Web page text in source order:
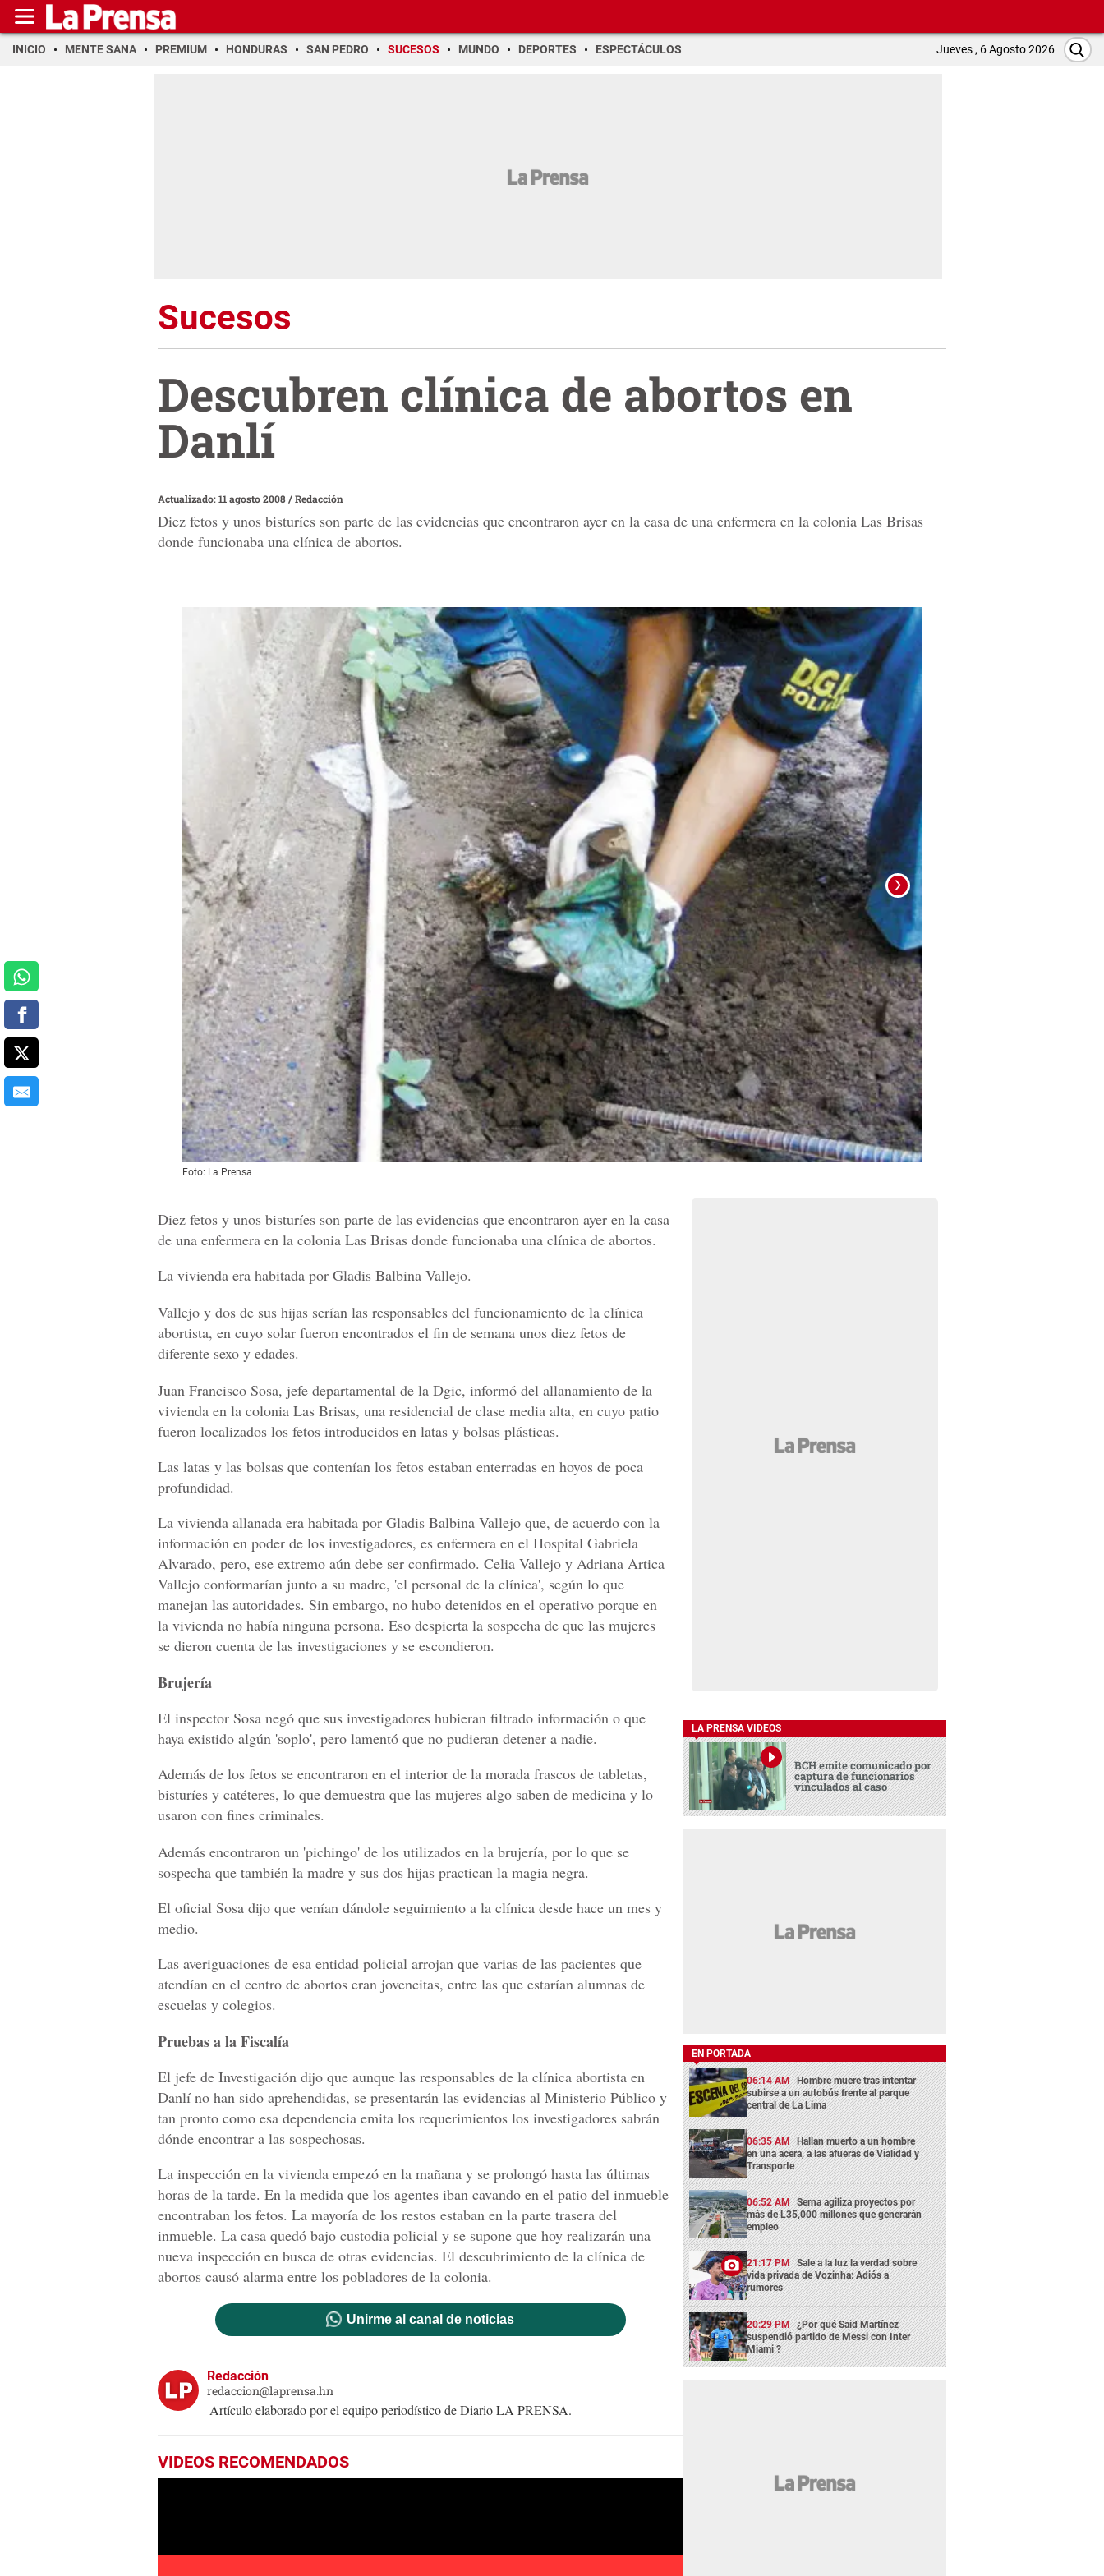
INICIO MENTE SANA PREMIUM HONDURAS SAN PEDRO SUCESOS MUNDO DEPORTES ESPECTÁCULOS Jueves , 6 Agosto 2026
Sucesos
Descubren clínica de abortos en
Danlí
Actualizado: 11 agosto 2008/Redacción
Diez fetos y unos bisturíes son parte de las evidencias que encontraron ayer en la casa de una enfermera en la colonia Las Brisas
donde funcionaba una clínica de abortos.
Foto: La Prensa
Diez fetos y unos bisturíes son parte de las evidencias que encontraron ayer en la casa
de una enfermera en la colonia Las Brisas donde funcionaba una clínica de abortos.
La vivienda era habitada por Gladis Balbina Vallejo.
Vallejo y dos de sus hijas serían las responsables del funcionamiento de la clínica
abortista, en cuyo solar fueron encontrados el fin de semana unos diez fetos de
diferente sexo y edades.
Juan Francisco Sosa, jefe departamental de la Dgic, informó del allanamiento de la
vivienda en la colonia Las Brisas, una residencial de clase media alta, en cuyo patio
fueron localizados los fetos introducidos en latas y bolsas plásticas.
Las latas y las bolsas que contenían los fetos estaban enterradas en hoyos de poca
profundidad.
La vivienda allanada era habitada por Gladis Balbina Vallejo que, de acuerdo con la
información en poder de los investigadores, es enfermera en el Hospital Gabriela
Alvarado, pero, ese extremo aún debe ser confirmado. Celia Vallejo y Adriana Artica
Vallejo conformarían junto a su madre, 'el personal de la clínica', según lo que
manejan las autoridades. Sin embargo, no hubo detenidos en el operativo porque en
la vivienda no había ninguna persona. Eso despierta la sospecha de que las mujeres
se dieron cuenta de las investigaciones y se escondieron.
Brujería
El inspector Sosa negó que sus investigadores hubieran filtrado información o que
haya existido algún 'soplo', pero lamentó que no pudieran detener a nadie.
Además de los fetos se encontraron en el interior de la morada frascos de tabletas,
bisturíes y catéteres, lo que demuestra que las mujeres algo saben de medicina y lo
usaron con fines criminales.
Además encontraron un 'pichingo' de los utilizados en la brujería, por lo que se
sospecha que también la madre y sus dos hijas practican la magia negra.
El oficial Sosa dijo que venían dándole seguimiento a la clínica desde hace un mes y
medio.
Las averiguaciones de esa entidad policial arrojan que varias de las pacientes que
atendían en el centro de abortos eran jovencitas, entre las que estarían alumnas de
escuelas y colegios.
Pruebas a la Fiscalía
El jefe de Investigación dijo que aunque las responsables de la clínica abortista en
Danlí no han sido aprehendidas, se presentarán las evidencias al Ministerio Público y
tan pronto como esa dependencia emita los requerimientos los investigadores sabrán
dónde encontrar a las sospechosas.
La inspección en la vivienda empezó en la mañana y se prolongó hasta las últimas
horas de la tarde. En la medida que los agentes iban cavando en el patio del inmueble
encontraban los fetos. La mayoría de los restos estaban en la parte trasera del
inmueble. La casa quedó bajo custodia policial y se supone que hoy realizarán una
nueva inspección en busca de otras evidencias. El descubrimiento de la clínica de
abortos causó alarma entre los pobladores de la colonia.
Unirme al canal de noticias
Redacción
redaccion@laprensa.hn
Artículo elaborado por el equipo periodístico de Diario LA PRENSA.
VIDEOS RECOMENDADOS
LA PRENSA VIDEOS
BCH emite comunicado por
captura de funcionarios
vinculados al caso
EN PORTADA
06:14 AM Hombre muere tras intentar
subirse a un autobús frente al parque
central de La Lima
06:35 AM Hallan muerto a un hombre
en una acera, a las afueras de Vialidad y
Transporte
06:52 AM Serna agiliza proyectos por
más de L35,000 millones que generarán
empleo
21:17 PM Sale a la luz la verdad sobre
vida privada de Vozinha: Adiós a
rumores
20:29 PM ¿Por qué Said Martínez
suspendió partido de Messi con Inter
Miami ?